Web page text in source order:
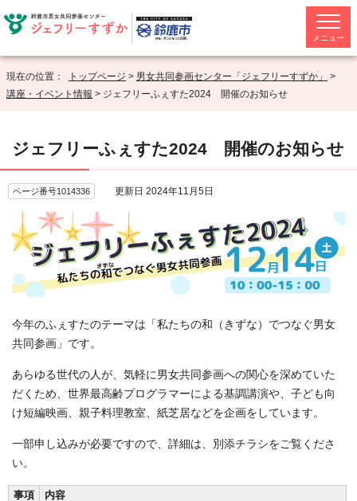
メニュー
現在の位置： トップページ > 男女共同参画センター「ジェフリーすずか」
>
講座・イベント情報 > ジェフリーふぇすた2024 開催のお知らせ
ジェフリーふぇすた2024 開催のお知らせ
ページ番号1014336 更新日 2024年11月5日
今年のふぇすたのテーマは「私たちの和（きずな）でつなぐ男女
共同参画」です。
あらゆる世代の人が、気軽に男女共同参画への関心を深めていた
だくため、世界最高齢プログラマーによる基調講演や、子ども向
け短編映画、親子料理教室、紙芝居などを企画をしています。
一部申し込みが必要ですので、詳細は、別添チラシをご覧くださ
い。
事項
内容